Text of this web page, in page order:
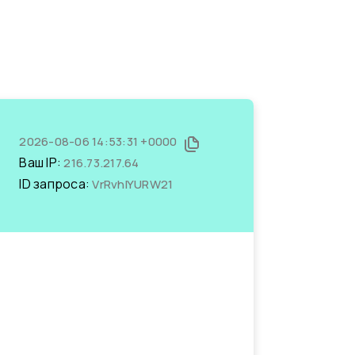
2026-08-06 14:53:31 +0000
Ваш IP:216.73.217.64
ID запроса:VrRvhIYURW21